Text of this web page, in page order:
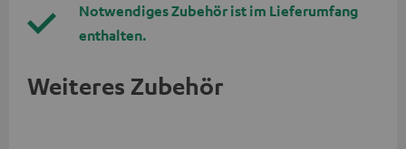
Notwendiges Zubehör ist im Lieferumfang
enthalten.
Weiteres Zubehör